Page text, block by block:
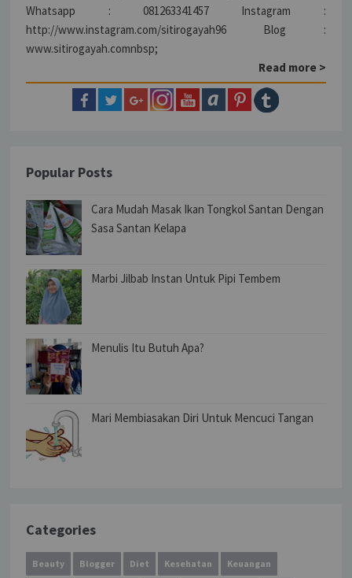
Whatsapp : 081263341457 Instagram :
http://www.instagram.com/sitirogayah96 Blog :
www.sitirogayah.comnbsp;
Read more >
Popular Posts
Cara Mudah Masak Ikan Tongkol Santan Dengan
Sasa Santan Kelapa
Marbi Jilbab Instan Untuk Pipi Tembem
Menulis Itu Butuh Apa?
Mari Membiasakan Diri Untuk Mencuci Tangan
Categories
Beauty Blogger Diet Kesehatan Keuangan